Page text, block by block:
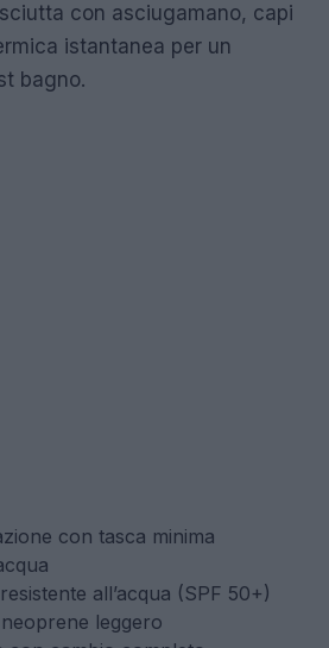
con asciugamano, capi
istantanea per un
bagno.
con tasca minima
all’acqua (SPF 50+)
leggero